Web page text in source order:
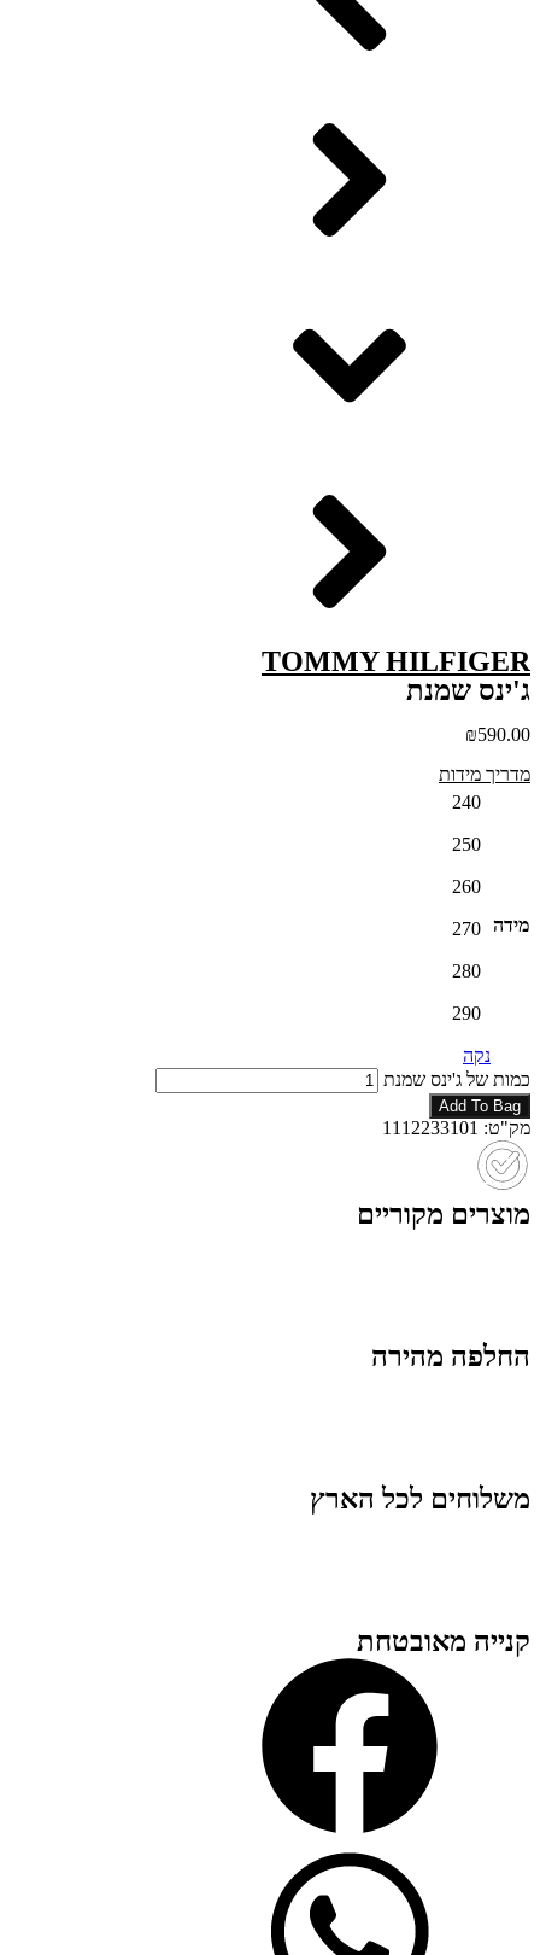
TOMMY HILFIGER
ג'ינס שמנת
₪590.00
מדריך מידות
מידה
240
250
260
270
280
290
נקה
כמות של ג'ינס שמנת
Add To Bag
מק"ט: 1112233101
מוצרים מקוריים
החלפה מהירה
משלוחים לכל הארץ
קנייה מאובטחת